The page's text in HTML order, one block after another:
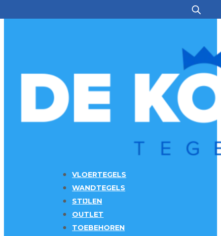
VLOERTEGELS
WANDTEGELS
STIJLEN
OUTLET
TOEBEHOREN